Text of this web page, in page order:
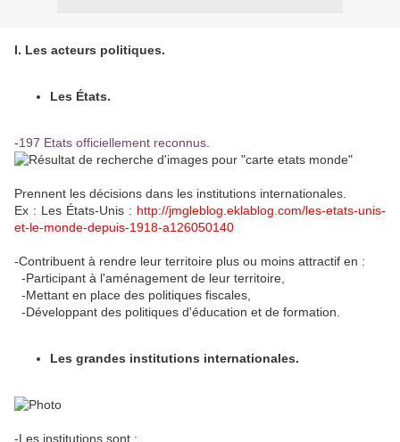
I. Les acteurs politiques.
Les États.
-197 Etats officiellement reconnus
Prennent les décisions dans les institutions internationales.
Ex : Les États-Unis : http://jmgleblog.eklablog.com/les-etats-unis-
et-le-monde-depuis-1918-a126050140
-Contribuent à rendre leur territoire plus ou moins attractif en :
-Participant à l'aménagement de leur territoire,
-Mettant en place des politiques fiscales,
-Développant des politiques d'éducation et de formation.
Les grandes institutions internationales.
-Les institutions sont :